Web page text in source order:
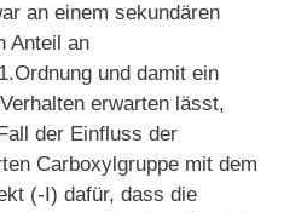
an einem sekundären
Anteil an
und damit ein
erwarten lässt,
der Einfluss der
Carboxylgruppe mit dem
(-I) dafür, dass die